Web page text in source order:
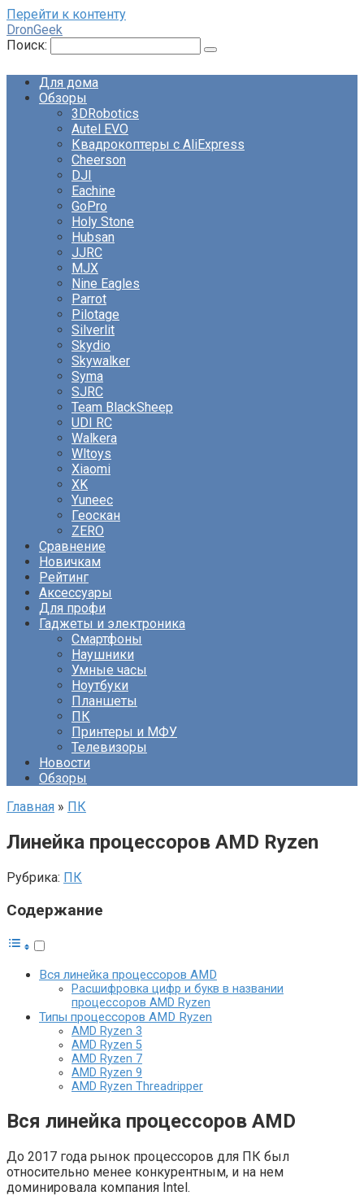
Перейти к контенту
DronGeek
Поиск:
Для дома
Обзоры
3DRobotics
Autel EVO
Квадрокоптеры с AliExpress
Cheerson
DJI
Eachine
GoPro
Holy Stone
Hubsan
JJRC
MJX
Nine Eagles
Parrot
Pilotage
Silverlit
Skydio
Skywalker
Syma
SJRC
Team BlackSheep
UDI RC
Walkera
Wltoys
Xiaomi
XK
Yuneec
Геоскан
ZERO
Сравнение
Новичкам
Рейтинг
Аксессуары
Для профи
Гаджеты и электроника
Смартфоны
Наушники
Умные часы
Ноутбуки
Планшеты
ПК
Принтеры и МФУ
Телевизоры
Новости
Обзоры
Главная » ПК
Линейка процессоров AMD Ryzen
Рубрика: ПК
Содержание
Вся линейка процессоров AMD
Расшифровка цифр и букв в названии
процессоров AMD Ryzen
Типы процессоров AMD Ryzen
AMD Ryzen 3
AMD Ryzen 5
AMD Ryzen 7
AMD Ryzen 9
AMD Ryzen Threadripper
Вся линейка процессоров AMD
До 2017 года рынок процессоров для ПК был
относительно менее конкурентным, и на нем
доминировала компания Intel.